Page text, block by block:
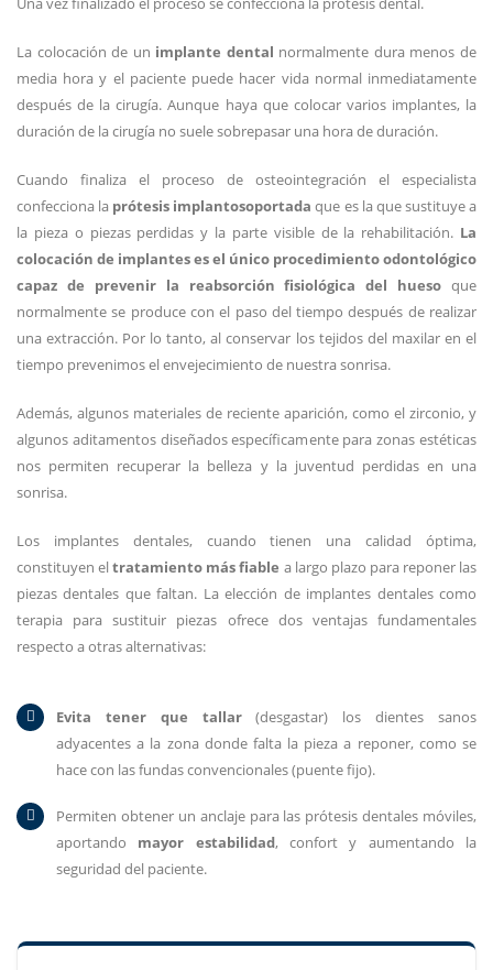
La colocación de un implante dental normalmente dura menos de
media hora y el paciente puede hacer vida normal inmediatamente
después de la cirugía. Aunque haya que colocar varios implantes, la
duración de la cirugía no suele sobrepasar una hora de duración.
Cuando finaliza el proceso de osteointegración el especialista
confecciona la prótesis implantosoportada que es la que sustituye a
la pieza o piezas perdidas y la parte visible de la rehabilitación. La
colocación de implantes es el único procedimiento odontológico
capaz de prevenir la reabsorción fisiológica del hueso que
normalmente se produce con el paso del tiempo después de realizar
una extracción. Por lo tanto, al conservar los tejidos del maxilar en el
tiempo prevenimos el envejecimiento de nuestra sonrisa.
Además, algunos materiales de reciente aparición, como el zirconio, y
algunos aditamentos diseñados específicamente para zonas estéticas
nos permiten recuperar la belleza y la juventud perdidas en una
sonrisa.
Los implantes dentales, cuando tienen una calidad óptima,
constituyen eltratamiento más fiable a largo plazo para reponer las
piezas dentales que faltan. La elección de implantes dentales como
terapia para sustituir piezas ofrece dos ventajas fundamentales
respecto a otras alternativas:
Evita tener que tallar(desgastar) los dientes sanos
adyacentes a la zona donde falta la pieza a reponer, como se
hace con las fundas convencionales (puente fijo).
Permiten obtener un anclaje para las prótesis dentales móviles,
aportando mayor estabilidad, confort y aumentando la
seguridad del paciente.